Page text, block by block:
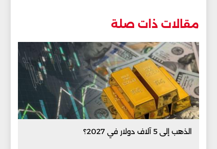
مقالات ذات صلة
الذهب إلى 5 آلاف دولار في 2027؟